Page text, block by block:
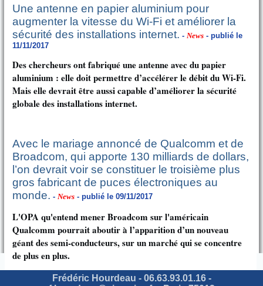
Une antenne en papier aluminium pour
augmenter la vitesse du Wi-Fi et améliorer la
sécurité des installations internet. - News - publié le
11/11/2017
Des chercheurs ont fabriqué une antenne avec du papier
aluminium : elle doit permettre d’accélérer le débit du Wi-Fi.
Mais elle devrait être aussi capable d’améliorer la sécurité
globale des installations internet.
Avec le mariage annoncé de Qualcomm et de
Broadcom, qui apporte 130 milliards de dollars,
l’on devrait voir se constituer le troisième plus
gros fabricant de puces électroniques au
monde. - News - publié le 09/11/2017
L'OPA qu'entend mener Broadcom sur l'américain
Qualcomm pourrait aboutir à l’apparition d’un nouveau
géant des semi-conducteurs, sur un marché qui se concentre
de plus en plus.
Frédéric Hourdeau - 06.63.93.01.16 -